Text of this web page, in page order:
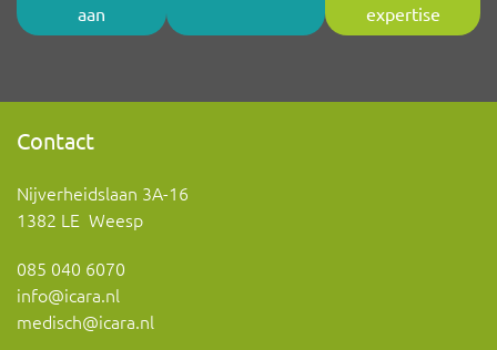
aan
expertise
Contact
Nijverheidslaan 3A-16
1382 LE Weesp
085 040 6070
info@icara.nl
medisch@icara.nl